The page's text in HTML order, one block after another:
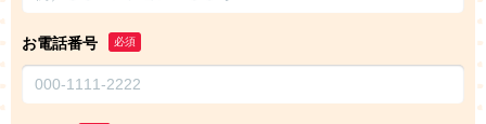
お電話番号 必須